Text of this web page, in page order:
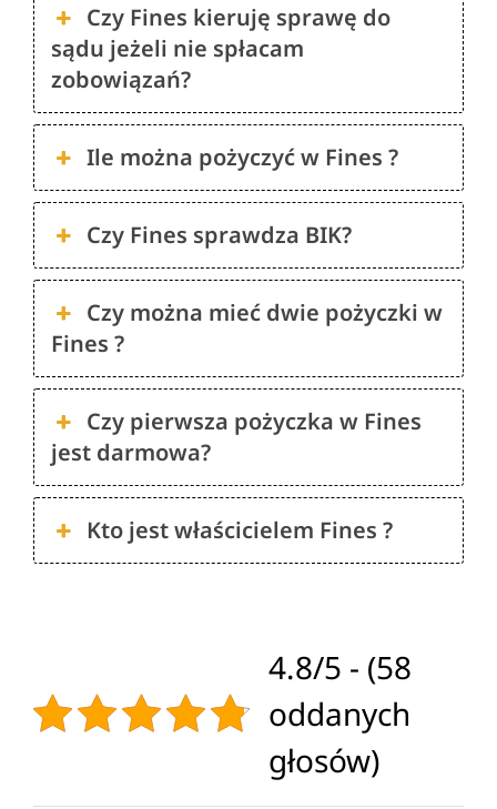
Czy Fines kieruję sprawę do
sądu jeżeli nie spłacam
zobowiązań?
Ile można pożyczyć w Fines ?
Czy Fines sprawdza BIK?
Czy można mieć dwie pożyczki w
Fines ?
Czy pierwsza pożyczka w Fines
jest darmowa?
Kto jest właścicielem Fines ?
4.8/5 - (58
oddanych
głosów)